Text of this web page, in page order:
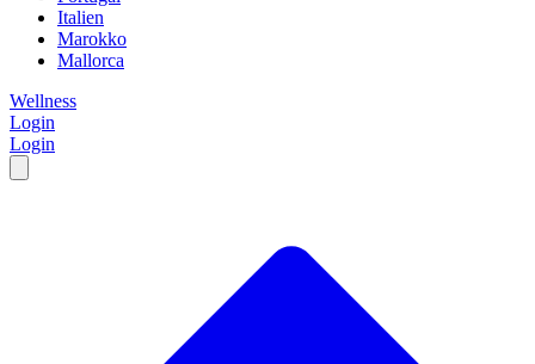
Italien
Marokko
Mallorca
Wellness
Login
Login